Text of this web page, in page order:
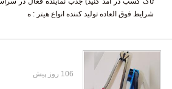
شرایط فوق العاده تولید کننده انواع هیتر : ه
106 روز پیش